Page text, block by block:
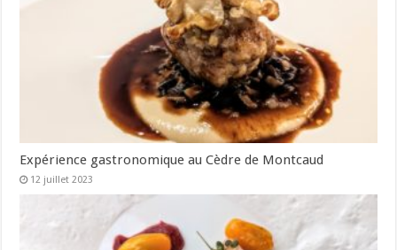
Expérience gastronomique au Cèdre de Montcaud
12 juillet 2023